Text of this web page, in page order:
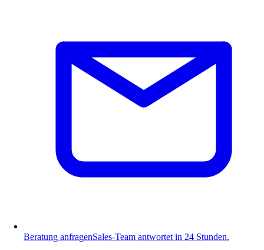
Beratung anfragenSales-Team antwortet in 24 Stunden.